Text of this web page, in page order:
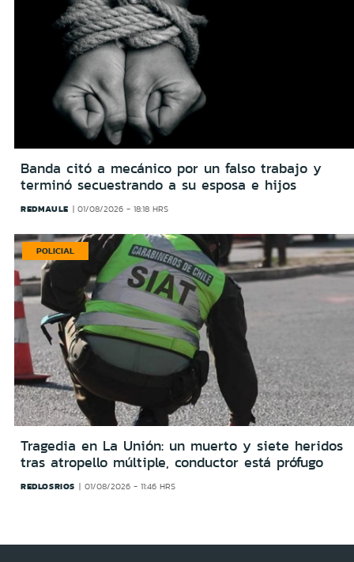
Banda citó a mecánico por un falso trabajo y
terminó secuestrando a su esposa e hijos
REDMAULE 01/08/2026 - 18:18 HRS
POLICIAL
Tragedia en La Unión: un muerto y siete heridos
tras atropello múltiple, conductor está prófugo
REDLOSRIOS 01/08/2026 - 11:46 HRS